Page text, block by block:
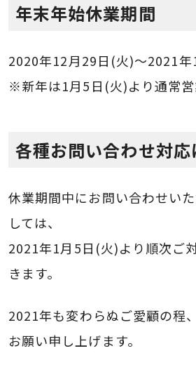
年末年始休業期間
2020年12月29日(火)〜2021
※新年は1月5日(火)より通常営
各種お問い合わせ対応
休業期間中にお問い合わせい
しては、
2021年1月5日(火)より順次ご
きます。
2021年も変わらぬご愛顧の程
お願い申し上げます。